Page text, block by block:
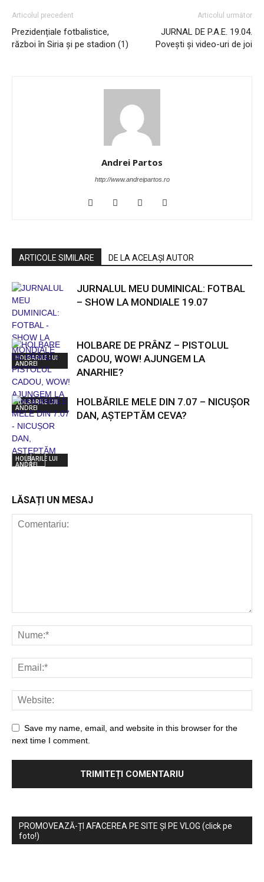
Articolul precedent
Prezidențiale fotbalistice,
război în Siria și pe stadion (1)
Articolul următor
JURNAL DE P.A.E. 19.04.
Povești și video-uri de joi
Andrei Partos
http://www.andreipartos.ro
ARTICOLE SIMILARE DE LA ACELAȘI AUTOR
HOLBARILE LUI
ANDREI
JURNALUL MEU DUMINICAL: FOTBAL
– SHOW LA MONDIALE 19.07
HOLBARILE LUI
ANDREI
HOLBARE DE PRÂNZ – PISTOLUL
CADOU, WOW! AJUNGEM LA
ANARHIE?
HOLBARILE LUI
ANDREI
HOLBĂRILE MELE DIN 7.07 – NICUȘOR
DAN, AȘTEPTĂM CEVA?
LĂSAȚI UN MESAJ
Save my name, email, and website in this browser for the
next time I comment.
PROMOVEAZĂ-ȚI AFACEREA PE SITE ȘI PE VLOG (click pe
foto!)